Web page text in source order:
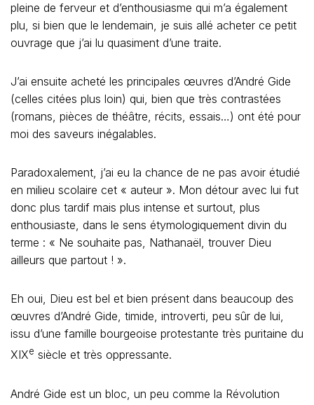
pleine de ferveur et d’enthousiasme qui m’a également
plu, si bien que le lendemain, je suis allé acheter ce petit
ouvrage que j’ai lu quasiment d’une traite.
J’ai ensuite acheté les principales œuvres d’André Gide
(celles citées plus loin) qui, bien que très contrastées
(romans, pièces de théâtre, récits, essais…) ont été pour
moi des saveurs inégalables.
Paradoxalement, j’ai eu la chance de ne pas avoir étudié
en milieu scolaire cet « auteur ». Mon détour avec lui fut
donc plus tardif mais plus intense et surtout, plus
enthousiaste, dans le sens étymologiquement divin du
terme : « Ne souhaite pas, Nathanaël, trouver Dieu
ailleurs que partout ! ».
Eh oui, Dieu est bel et bien présent dans beaucoup des
œuvres d’André Gide, timide, introverti, peu sûr de lui,
issu d’une famille bourgeoise protestante très puritaine du
XIXe siècle et très oppressante.
André Gide est un bloc, un peu comme la Révolution